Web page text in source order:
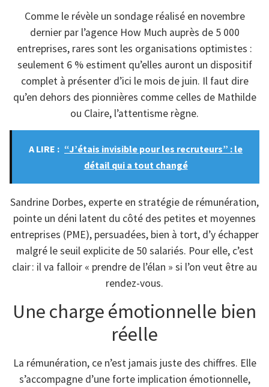
Comme le révèle un sondage réalisé en novembre
dernier par l’agence How Much auprès de 5 000
entreprises, rares sont les organisations optimistes :
seulement 6 % estiment qu’elles auront un dispositif
complet à présenter d’ici le mois de juin. Il faut dire
qu’en dehors des pionnières comme celles de Mathilde
ou Claire, l’attentisme règne.
A LIRE : “J’étais invisible pour les recruteurs” : le
détail qui a tout changé
Sandrine Dorbes, experte en stratégie de rémunération,
pointe un déni latent du côté des petites et moyennes
entreprises (PME), persuadées, bien à tort, d’y échapper
malgré le seuil explicite de 50 salariés. Pour elle, c’est
clair : il va falloir « prendre de l’élan » si l’on veut être au
rendez-vous.
Une charge émotionnelle bien
réelle
La rémunération, ce n’est jamais juste des chiffres. Elle
s’accompagne d’une forte implication émotionnelle,